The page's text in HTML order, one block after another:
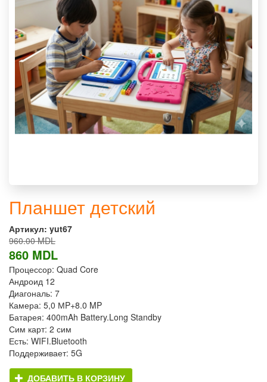
Планшет детский
Артикул: yut67
960.00 MDL
860 MDL
Процессор: Quad Core
Андроид 12
Диагональ: 7
Камера: 5,0 МP+8.0 MP
Батарея: 400mAh Battery.Long Standby
Сим карт: 2 сим
Есть: WIFI.Bluetooth
Поддерживает: 5G
ДОБАВИТЬ В КОРЗИНУ